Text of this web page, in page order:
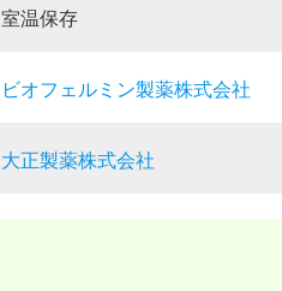
室温保存
ビオフェルミン製薬株式会社
大正製薬株式会社